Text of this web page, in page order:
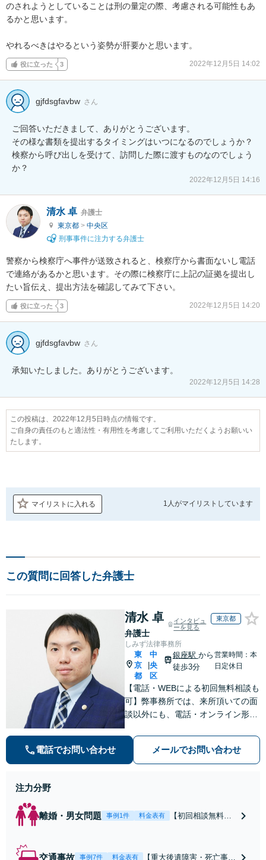
のされようとしていることは刑の量定の際、考慮される可能性もあ
るかと思います。
やれるべきはやるという姿勢が肝要かと思います。
役に立った 3 2022年12月5日 14:02
gjfdsgfavbw さん
ご回答いただきまして、ありがとうございます。
その様な書類を提出するタイミングはいつになるのでしょうか？
検察から呼び出しを受けて、訪問した際に渡すものなのでしょう
か？
2022年12月5日 14:16
清水 卓 弁護士
東京都 > 中央区
刑事事件に注力する弁護士
警察から検察庁へ事件が送致されると、検察庁から書面ないし電話
で連絡があるかと思います。その際に検察庁に上記の証拠を提出し
たい旨伝え、提出方法を確認してみて下さい。
役に立った 3 2022年12月5日 14:20
gjfdsgfavbw さん
承知いたしました。ありがとうございます。
2022年12月5日 14:28
この投稿は、2022年12月5日時点の情報です。
ご自身の責任のもと適法性・有用性を考慮してご利用いただくようお願いい
たします。
マイリストに入れる 1人がマイリストしています
この質問に回答した弁護士
清水 卓
弁護士
インタビュ
ーを見る
東京都
しみず法律事務所
東
京
都
中
央
区
銀座駅 から
徒歩3分
営業時間：本
日定休日
【電話・WEBによる初回無料相談も
可】弊事務所では、来所頂いての面
談以外にも、電話・オンライン形式
弁護士にご相談頂くことで、今のご
不安が和らぐとともに、問題解決の
ために前に進むことができます。
電話でお問い合わせ メールでお問い合わせ
注力分野
離婚・男女問題 事例1件 料金表有
【初回相談無料】
交通事故 事例7件 料金表有 【重大後遺障害・死亡事案